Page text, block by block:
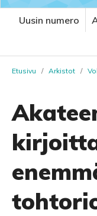
Uusin numero
Etusivu / Arkistot /